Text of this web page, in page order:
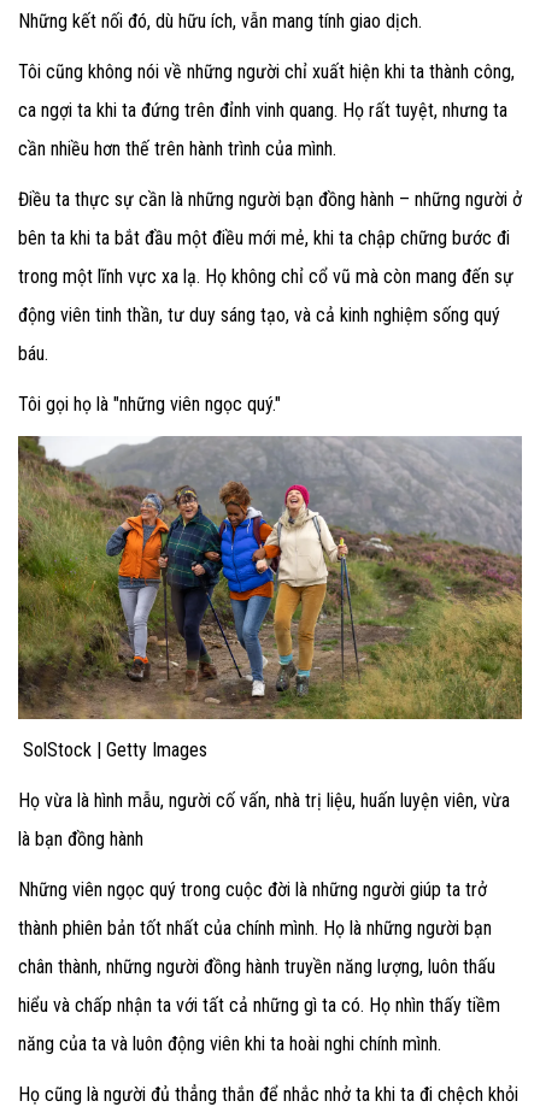
Những kết nối đó, dù hữu ích, vẫn mang tính giao dịch.
Tôi cũng không nói về những người chỉ xuất hiện khi ta thành công,
ca ngợi ta khi ta đứng trên đỉnh vinh quang. Họ rất tuyệt, nhưng ta
cần nhiều hơn thế trên hành trình của mình.
Điều ta thực sự cần là những người bạn đồng hành – những người ở
bên ta khi ta bắt đầu một điều mới mẻ, khi ta chập chững bước đi
trong một lĩnh vực xa lạ. Họ không chỉ cổ vũ mà còn mang đến sự
động viên tinh thần, tư duy sáng tạo, và cả kinh nghiệm sống quý
báu.
Tôi gọi họ là "những viên ngọc quý."
SolStock | Getty Images
Họ vừa là hình mẫu, người cố vấn, nhà trị liệu, huấn luyện viên, vừa
là bạn đồng hành
Những viên ngọc quý trong cuộc đời là những người giúp ta trở
thành phiên bản tốt nhất của chính mình. Họ là những người bạn
chân thành, những người đồng hành truyền năng lượng, luôn thấu
hiểu và chấp nhận ta với tất cả những gì ta có. Họ nhìn thấy tiềm
năng của ta và luôn động viên khi ta hoài nghi chính mình.
Họ cũng là người đủ thẳng thắn để nhắc nhở ta khi ta đi chệch khỏi